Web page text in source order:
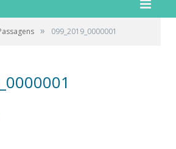
» 099_2019_0000001